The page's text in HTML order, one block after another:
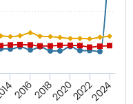
20162018202020222024